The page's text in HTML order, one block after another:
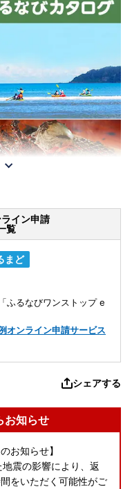
イン申請
覧
まど
ふるなびワンストップ e
オンライン申請サービス
シェアする
お知らせ
お知らせ】
震の影響により、返
をいただく可能性がご